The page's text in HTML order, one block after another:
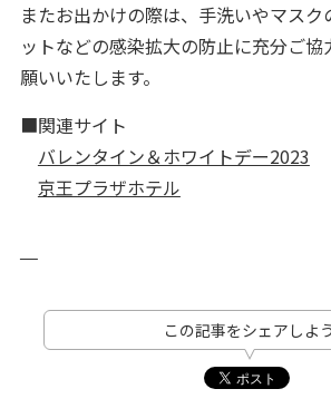
またお出かけの際は、手洗いやマス
ットなどの感染拡大の防止に充分ご
願いいたします。
■関連サイト
バレンタイン＆ホワイトデー2023
京王プラザホテル
この記事をシェアしよう